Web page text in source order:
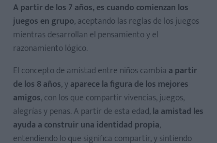
A partir de los 7 años, es cuando comienzan los
juegos en grupo, aceptando las reglas de los juegos
mientras desarrollan el pensamiento y el
razonamiento lógico.
El concepto de amistad entre niños cambia a partir
de los 8 años, yaparece la figura de los mejores
amigos, con los que compartir vivencias, juegos,
alegrías y penas. A partir de esta edad,la amistad les
ayuda a construir una identidad propia,
entendiendo lo que significa compartir, y sintiendo